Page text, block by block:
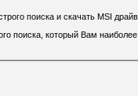
поиска и скачать MSI
поиска, который Вам